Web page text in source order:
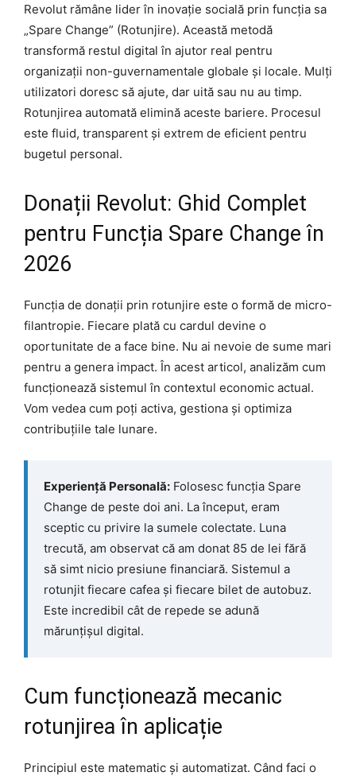
Revolut rămâne lider în inovație socială prin funcția sa
„Spare Change” (Rotunjire). Această metodă
transformă restul digital în ajutor real pentru
organizații non-guvernamentale globale și locale. Mulți
utilizatori doresc să ajute, dar uită sau nu au timp.
Rotunjirea automată elimină aceste bariere. Procesul
este fluid, transparent și extrem de eficient pentru
bugetul personal.
Donații Revolut: Ghid Complet
pentru Funcția Spare Change în
2026
Funcția de donații prin rotunjire este o formă de micro-
filantropie. Fiecare plată cu cardul devine o
oportunitate de a face bine. Nu ai nevoie de sume mari
pentru a genera impact. În acest articol, analizăm cum
funcționează sistemul în contextul economic actual.
Vom vedea cum poți activa, gestiona și optimiza
contribuțiile tale lunare.
Experiență Personală: Folosesc funcția Spare
Change de peste doi ani. La început, eram
sceptic cu privire la sumele colectate. Luna
trecută, am observat că am donat 85 de lei fără
să simt nicio presiune financiară. Sistemul a
rotunjit fiecare cafea și fiecare bilet de autobuz.
Este incredibil cât de repede se adună
mărunțișul digital.
Cum funcționează mecanic
rotunjirea în aplicație
Principiul este matematic și automatizat. Când faci o